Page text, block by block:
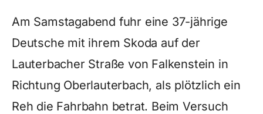
Am Samstagabend fuhr eine 37-jährige
Deutsche mit ihrem Skoda auf der
Lauterbacher Straße von Falkenstein in
Richtung Oberlauterbach, als plötzlich ein
Reh die Fahrbahn betrat. Beim Versuch